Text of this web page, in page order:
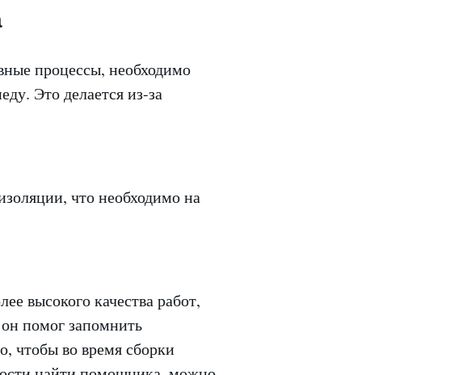
процессы, необходимо
Это делается из-за
что необходимо на
высокого качества работ,
помог запомнить
чтобы во время сборки